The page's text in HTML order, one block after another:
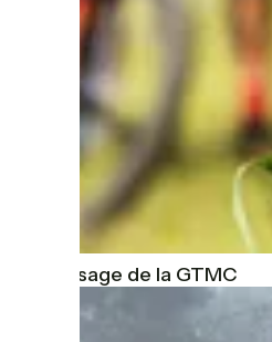
Le Balisage de la GTMC